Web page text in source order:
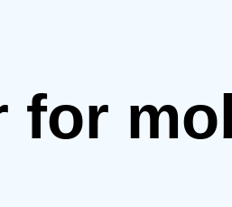
for